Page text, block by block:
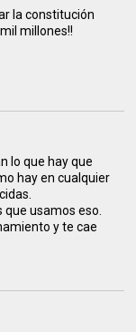
la constitución
millones!!
lo que hay que
hay en cualquier
que usamos eso.
y te cae